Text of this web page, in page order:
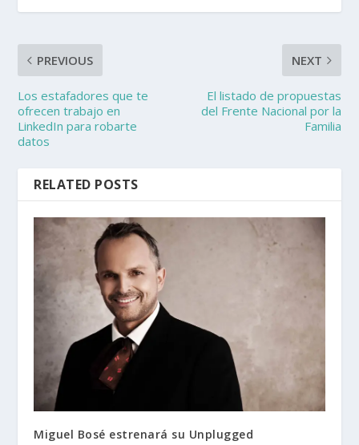
PREVIOUS
Los estafadores que te
ofrecen trabajo en
LinkedIn para robarte
datos
NEXT
El listado de propuestas
del Frente Nacional por la
Familia
RELATED POSTS
Miguel Bosé estrenará su Unplugged